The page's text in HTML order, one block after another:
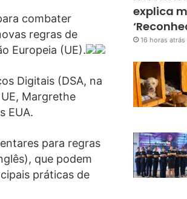
combater
regras de
Europeia (UE).
Digitais (DSA, na
Margrethe
EUA.
para regras
que podem
práticas de
explica
16 horas atrás